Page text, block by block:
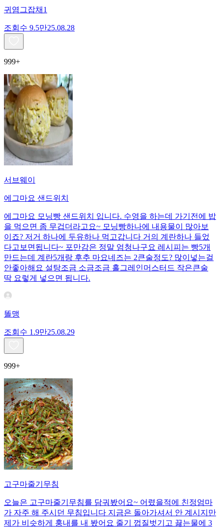
귀염그잡채1
조회수 9.5만25.08.28
999+
서브웨이
에그마요 샌드위치
에그마요 모닝빵 샌드위치 입니다. 수영을 하는데 가기전에 밥
을 먹으면 좀 무겁더라고요~ 모닝빵하나에 내용물이 많아보
이죠? 저거 하나에 두유하나 먹고갑니다 거의 계란하나 들었
다고보면됩니다~ 포만감은 정말 엄청나구요 레시피는 빵5개
만드는데 계란5개랑 후추 마요네즈는 2큰술정도? 많이넣는걸
안좋아해요 설탕조금 소금조금 홀그레인머스터드 작은큰술
딱 요렇게 넣으면 됩니다.
똘맹
조회수 1.9만25.08.29
999+
고구마줄기무침
오늘은 고구마줄기무침를 담궈봤어요~ 어렸을적에 친정엄마
가 자주 해 주시던 무침입니다 지금은 돌아가셔서 안 계시지만
제가 비슷하게 훙내를 내 봤어요 줄기 껍질벗기고 끓는물에 3